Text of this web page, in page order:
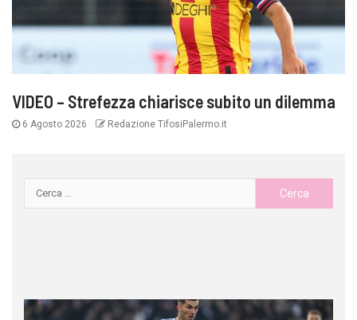
VIDEO – Strefezza chiarisce subito un dilemma
6 Agosto 2026 Redazione TifosiPalermo.it